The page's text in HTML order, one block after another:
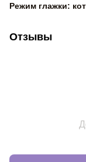
Режим глажки:
Отзывы